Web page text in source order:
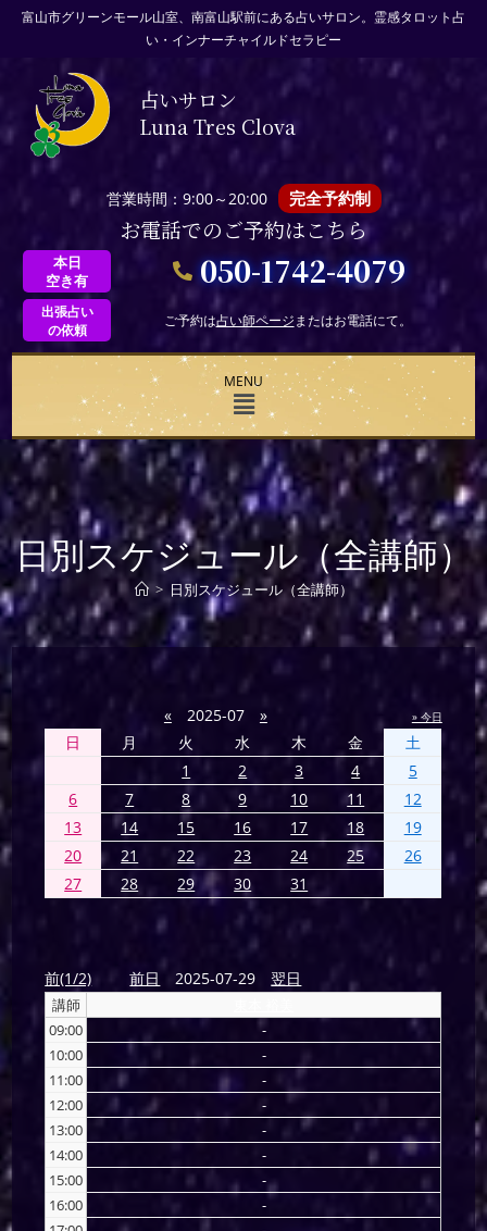
富山市グリーンモール山室、南富山駅前にある占いサロン。霊感タロット占
い・インナーチャイルドセラピー
占いサロン
Luna Tres Clova
営業時間：9:00～20:00 完全予約制
お電話でのご予約はこちら
本日
空き有
050-1742-4079
出張占い
の依頼
ご予約は占い師ページまたはお電話にて。
MENU
日別スケジュール（全講師）
> 日別スケジュール（全講師）
« 2025-07 » » 今日
日 月 火 水 木 金
土
1
2 3 4
5
6
7 8 9 10 11
12
13
14 15 16 17 18
19
20
21 22 23 24 25
26
27
28 29 30 31
前(1/2) 前日 2025-07-29 翌日
講師
09:00
-
10:00
-
11:00
-
12:00
-
13:00
-
14:00
-
15:00
-
16:00
-